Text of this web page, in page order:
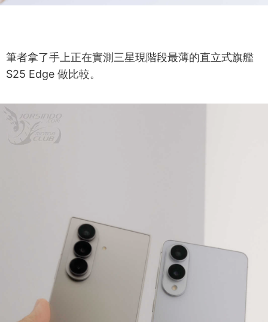
筆者拿了手上正在實測三星現階段最薄的直立式旗艦
S25 Edge 做比較。